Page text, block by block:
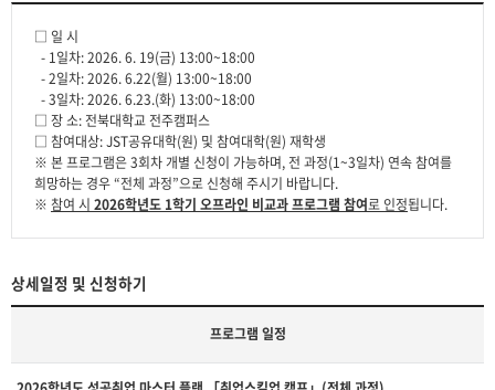
□ 일 시
- 1일차: 2026. 6. 19(금) 13:00~18:00
- 2일차: 2026. 6.22(월) 13:00~18:00
- 3일차: 2026. 6.23.(화) 13:00~18:00
□ 장 소: 전북대학교 전주캠퍼스
□ 참여대상: JST공유대학(원) 및 참여대학(원) 재학생
※ 본 프로그램은 3회차 개별 신청이 가능하며, 전 과정(1~3일차) 연속 참여를
희망하는 경우 “전체 과정”으로 신청해 주시기 바랍니다.
※ 참여 시 2026학년도 1학기 오프라인 비교과 프로그램 참여로 인정됩니다.
상세일정 및 신청하기
프로그램 일정